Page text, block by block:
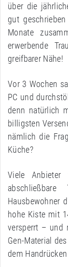
über die
gut
Monate
erwerbende
greifbarer Nähe!
Vor 3 Wochen
PC und
denn natürlich
billigsten
nämlich die
Küche?
Viele
Hausbewohner
hohe Kiste mit
versperrt – und
Gen-Material
dem